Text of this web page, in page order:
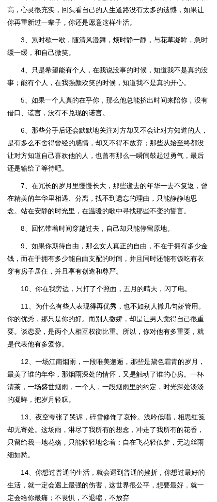
高，心灵很充实，回头看自己的人生道路没有太多的遗憾，如果让
你再重新过一辈子，你还是愿意这样生活。
3、累时歇一歇，随清风漫舞，烦时静一静，与花草凝眸，急时
缓一缓，和自己微笑。
4、只是希望能有个人，在我说没事的时候，知道我不是真的没
事；能有个人，在我强颜欢笑的时候，知道我不是真的开心。
5、如果一个人真的在乎你，那么他总能挤出时间来陪你，没有
借口、谎言，没有不兑现的诺言。
6、那些分手后还会默默地关注对方却又不会让对方知道的人，
是有多么不舍得曾经的感情，却又不得不放弃；那些从始至终都没
让对方知道自己喜欢他的人，也曾有那么一瞬间鼓起过勇气，最后
还是输给了等待吧。
7、在冗长的岁月里慢慢长大，那些逝去的年华一去不复返，曾
在精美的年华里相遇、分离，找不到遗忘的理由，只能静静地思
念。站在安静的时光里，在温暖的歌中寻找那些不变的誓言。
8、回忆带着时间穿越过去，自己却只能停留原地。
9、如果你期待自由，那么女人真正的自由，不在于拥有多少金
钱，而在于拥有多少能自由支配的时间，并且同时还能有饭吃有衣
穿有房子居住，并且享有创造和尊严。
10、你在我旁边，只打了个照面，五月的晴天，闪了电。
11、为什么有些人表现得再优秀，也不如别人撒几句娇管用。
你的优秀，那只是你的好。而别人撒娇，却是让男人觉得自己很重
要。谈恋爱，是两个人相互权衡比重。所以，你对他有多重要，就
是代表他有多爱你。
12、一场江南烟雨，一段唯美邂逅，那些是黛色霜青的岁月，
最美了谁的年华，那烟雨深处的情怀，又是触动了谁的心房。一杯
清茶，一场盛世烟雨，一个人，一段烟雨里的约定，时光深处淡淡
的凝眸，把岁月轻叹。
13、夜空夸张了哭诉，碎雪修饰了哀怜。浅吟低唱，相思红笺
却无寄处。这场雨，淋尽了我所有的想念，冲走了我所有的花香，
只留给我一地花殇，只能轻轻地念着：自在飞花轻似梦，无边丝雨
细如愁。
14、你想过普通的生活，就会遇到普通的挫折，你想过最好的
生活，就一定会遇上最强的伤害，这世界很公平，想要最好，就一
定会给你最痛；不畏惧，不退缩，不放弃